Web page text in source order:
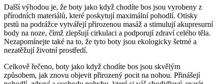
Další výhodou je, ⁤že boty jako když chodíte bos jsou vyrobeny​ z
přírodních materiálů, které poskytují​ maximální⁣ pohodlí.‍ Otisky
prstů na podrážce vytvářejí přirozenou masáž a stimulují akupresurní
body ⁢na noze, ‍čímž zlepšují cirkulaci a podporují​ zdraví celého těla.
Nezapomínejte také na​ to, že tyto boty jsou ekologicky šetrné a
nezatěžují ⁢životní prostředí.
Celkově ‍řečeno, boty jako ⁢když chodíte bos⁣ jsou skvělým
způsobem,‍ jak‌ znovu objevit přirozený pocit ‍na ​nohou. Přinášejí